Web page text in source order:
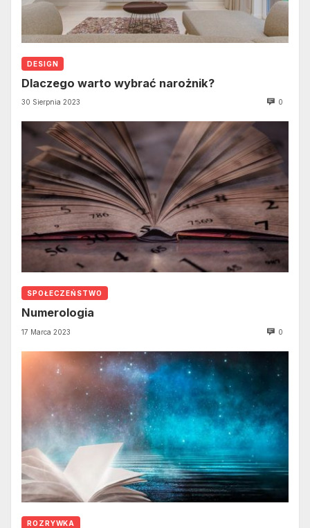
DESIGN
Dlaczego warto wybrać narożnik?
30 Sierpnia 2023 0
SPOŁECZEŃSTWO
Numerologia
17 Marca 2023 0
ROZRYWKA